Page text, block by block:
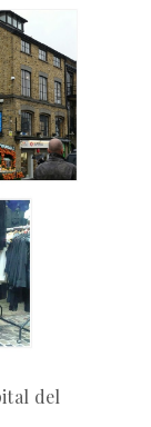
del